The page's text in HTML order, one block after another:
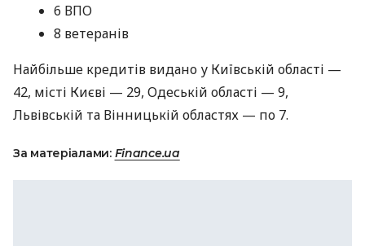
6 ВПО
8 ветеранів
Найбільше кредитів видано у Київській області —
42, місті Києві — 29, Одеській області — 9,
Львівській та Вінницькій областях — по 7.
За матеріалами: Finance.ua